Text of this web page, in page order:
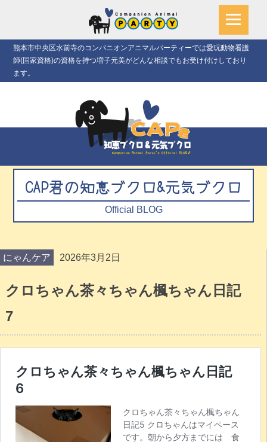
熊本市中央区水前寺のコンパニオンアニマルパーティーでは愛玩動物看護
師(国家資格)の資格を持つ増子元美がどんな相談でもお受け付けしており
ます。
CAP君の知恵ブクロ&元気ブクロ
Official BLOG
にゃんケア 2026年3月2日
クロちゃん茶々ちゃん楓ちゃん日記
7